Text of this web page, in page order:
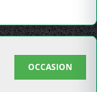
OCCASION